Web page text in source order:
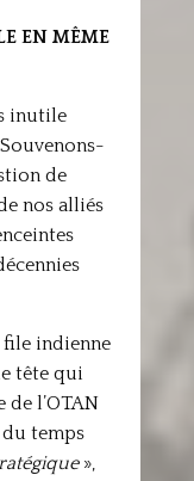
EN MÊME
inutile
de
nos alliés
file indienne
tête qui
de l’OTAN
temps
»,